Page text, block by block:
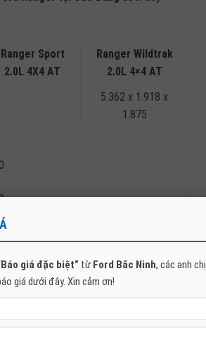
Ranger Sport
2.0L 4X4 AT
Ranger Wildtrak
2.0L 4×4 AT
5.362 x 1.918 x
1.875
255/70R17 255/65R18
hợp kim
đúc 17 inch
Vành hợp kim nhôm
đúc 18 inch
giá đặc biệt” từ Ford Bắc Ninh, các anh chị
giá dưới đây. Xin cảm ơn!